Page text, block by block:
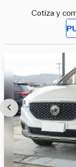
Cotiza y